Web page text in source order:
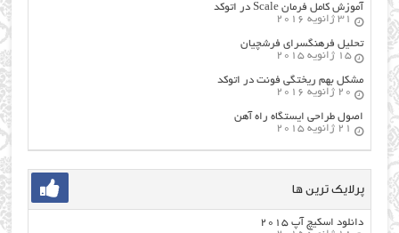
آموزش کامل فرمان Scale در اتوکد
31 ژانویه 2016
تحلیل فرهنگسرای فرشچیان
15 ژانویه 2015
مشکل بهم ریختگی فونت در اتوکد
20 ژانویه 2016
اصول طراحي ایستگاه راه آهن
21 ژانویه 2015
پرلایک ترین ها
دانلود اسکیچ آپ ۲۰۱۵